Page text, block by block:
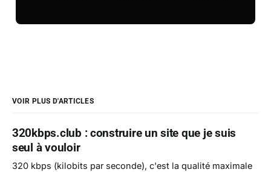
VOIR PLUS D'ARTICLES
320kbps.club : construire un site que je suis
seul à vouloir
320 kbps (kilobits par seconde), c'est la qualité maximale